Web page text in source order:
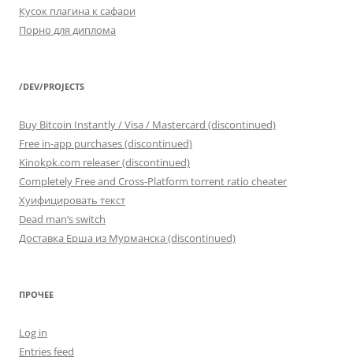
Кусок плагина к сафари
Порно для диплома
/DEV/PROJECTS
Buy Bitcoin Instantly / Visa / Mastercard (discontinued)
Free in-app purchases (discontinued)
Kinokpk.com releaser (discontinued)
Completely Free and Cross-Platform torrent ratio cheater
Хуифицировать текст
Dead man’s switch
Доставка Ерша из Мурманска (discontinued)
ПРОЧЕЕ
Log in
Entries feed